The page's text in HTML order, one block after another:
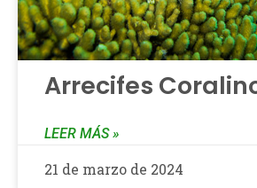
Arrecifes
LEER MÁS »
21 de marzo de 2024